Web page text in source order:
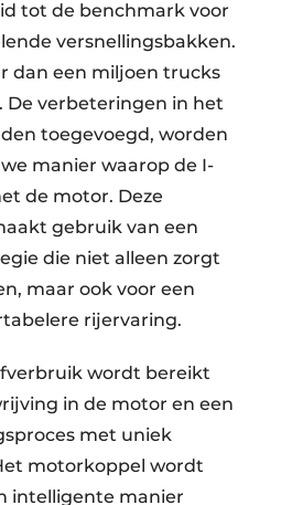
tot de benchmark voor
versnellingsbakken.
dan een miljoen trucks
De verbeteringen in het
toegevoegd, worden
manier waarop de I-
de motor. Deze
gebruik van een
die niet alleen zorgt
maar ook voor een
rijervaring.
wordt bereikt
in de motor en een
met uniek
motorkoppel wordt
intelligente manier